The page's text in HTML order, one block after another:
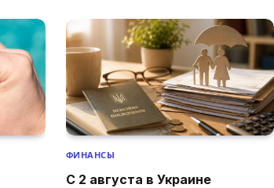
ФИНАНСЫ
С 2 августа в Украине